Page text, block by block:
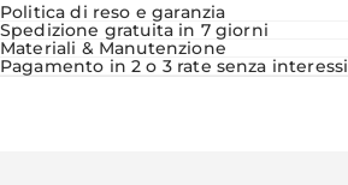
Politica di reso e garanzia
Spedizione gratuita in 7 giorni
Materiali & Manutenzione
Pagamento in 2 o 3 rate senza interessi